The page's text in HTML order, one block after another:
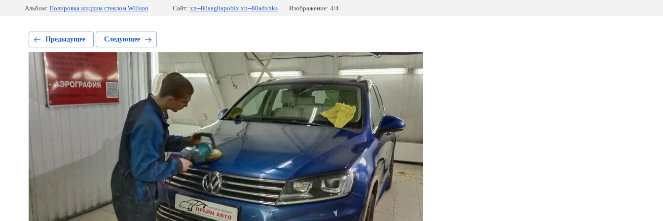
Альбом: Полировка жидким стеклом Willson Сайт: xn--80aag0apobix.xn--80adxhks Изображение: 4/4
Предыдущее Следующее